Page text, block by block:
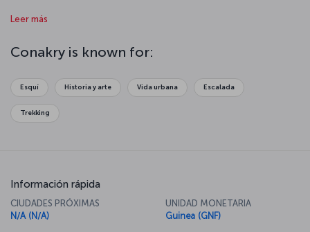
Leer más
Conakry is known for:
Esquí Historia y arte Vida urbana Escalada
Trekking
Información rápida
CIUDADES PRÓXIMAS
N/A (N/A)
UNIDAD MONETARIA
Guinea (GNF)